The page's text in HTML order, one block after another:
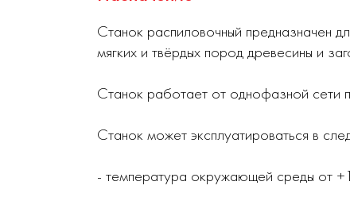
Станок распиловочный предназначен
мягких и твёрдых пород древесины и
Станок работает от однофазной сети
Станок может эксплуатироваться в
- температура окружающей среды от